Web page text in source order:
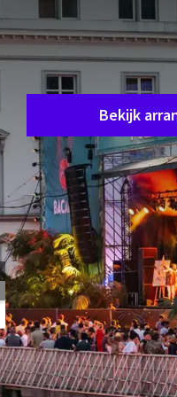
Helaas, dit
Het arrangement waar
is helaas niet meer
voldoende andere
Bekijk
Waanzinnig
1.179 reviews